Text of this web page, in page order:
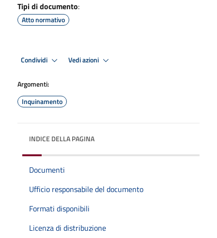
Tipi di documento:
Atto normativo
Condividi Vedi azioni
Argomenti:
Inquinamento
INDICE DELLA PAGINA
Documenti
Ufficio responsabile del documento
Formati disponibili
Licenza di distribuzione